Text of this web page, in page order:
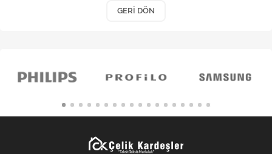
GERI DÖN